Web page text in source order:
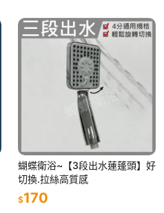
蝴蝶衛浴~【3段出水蓮蓬頭】好
切換.拉絲高質感
$170